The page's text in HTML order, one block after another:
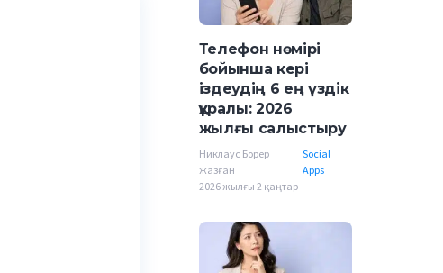
Телефон нөмірі
бойынша кері
іздеудің 6 ең үздік
құралы: 2026
жылғы салыстыру
Никлаус Борер
жазған
Social
Apps
2026 жылғы 2 қаңтар